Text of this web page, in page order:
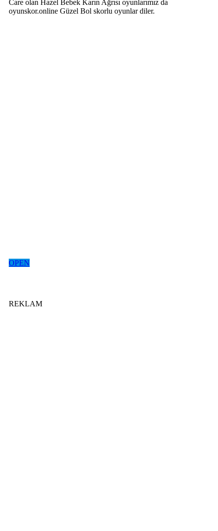
Care olan Hazel Bebek Karın Ağrısı oyunlarımız da
oyunskor.online Güzel Bol skorlu oyunlar diler.
OPEN
REKLAM